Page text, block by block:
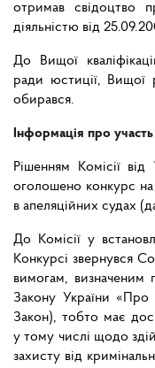
отримав свідоцтво
діяльністю від
До Вищої
ради юстиції, Вищої
обирався.
Інформація про
Рішенням Комісії
оголошено конкурс на
в апеляційних судах
До Комісії у
Конкурсі звернувся
вимогам, визначеним
Закону України «Про
Закон), тобто має
у тому числі щодо
захисту від